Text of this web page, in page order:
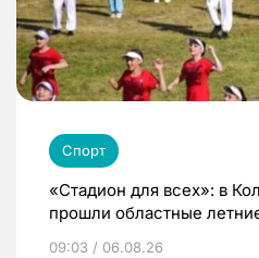
Спорт
«Стадион для всех»: в
прошли областные
09:03 / 06.08.26